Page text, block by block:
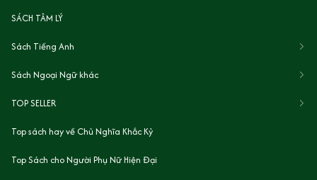
SÁCH TÂM LÝ
Sách Tiếng Anh
Sách Ngoại Ngữ khác
TOP SELLER
Top sách hay về Chủ Nghĩa Khắc Kỷ
Top Sách cho Người Phụ Nữ Hiện Đại